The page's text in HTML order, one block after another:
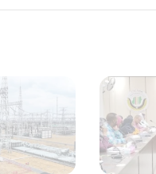
حزمة من إجراءات الدعم
والخدمات الاستراتيجية